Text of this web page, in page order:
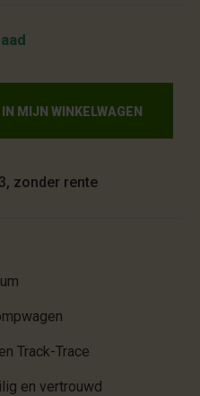
IN MIJN WINKELWAGEN
zonder rente
Track-Trace
en vertrouwd